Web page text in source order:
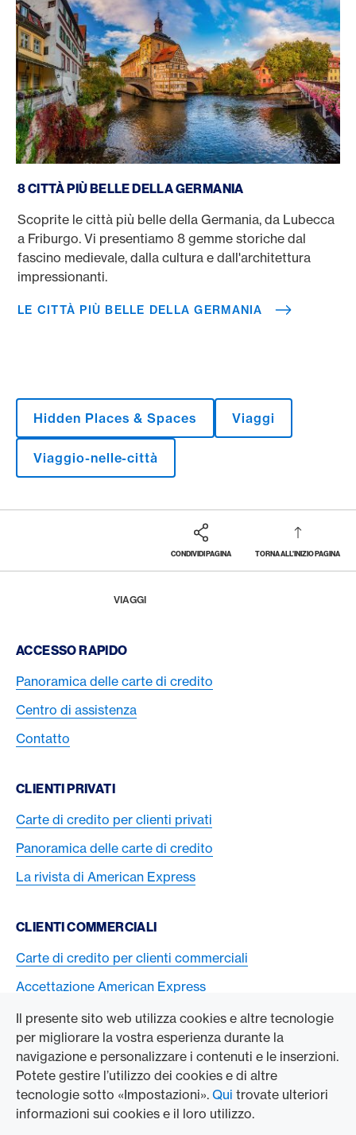
Il presente sito web utilizza cookies e altre tecnologie
per migliorare la vostra esperienza durante la
navigazione e personalizzare i contenuti e le inserzioni.
Potete gestire l’utilizzo dei cookies e di altre
tecnologie sotto «Impostazioni». Qui trovate ulteriori
informazioni sui cookies e il loro utilizzo.
8 CITTÀ PIÙ BELLE DELLA GERMANIA
Scoprite le città più belle della Germania, da Lubecca
a Friburgo. Vi presentiamo 8 gemme storiche dal
fascino medievale, dalla cultura e dall'architettura
impressionanti.
LE CITTÀ PIÙ BELLE DELLA GERMANIA
Hidden Places & Spaces Viaggi
Viaggio-nelle-città
CONDIVIDI PAGINA TORNA ALL'INIZIO PAGINA
Footer
VIAGGI
Footer Navigation
ACCESSO RAPIDO
Panoramica delle carte di credito
Centro di assistenza
Contatto
CLIENTI PRIVATI
Carte di credito per clienti privati
Panoramica delle carte di credito
La rivista di American Express
CLIENTI COMMERCIALI
Carte di credito per clienti commerciali
Accettazione American Express
L’AZIENDA
Swisscard AECS GmbH
American Express Globale